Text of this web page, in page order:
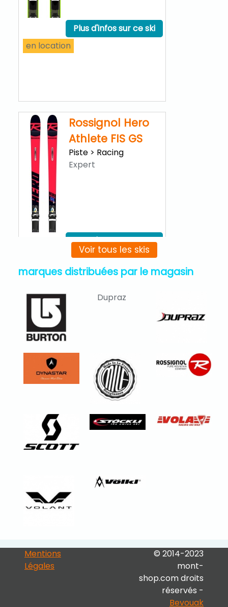
Scott Addict
30 Disc 2020
Route
en location
Scott Addict
RC 20 DISC 2017
Route
en location
RC 20 DISC 2017
Route
Plus d'infos sur ce ski
en location
Rossignol Hero
Athlete FIS GS
Piste > Racing
Expert
Plus d'infos sur ce ski
Athlete FIS SL
Piste > Racing
Expert
Rossignol Hero
Voir tous les skis
marques distribuées par le magasin
Dupraz
Mentions
Légales
© 2014-2023
mont-
shop.com droits
réservés -
Bevouak